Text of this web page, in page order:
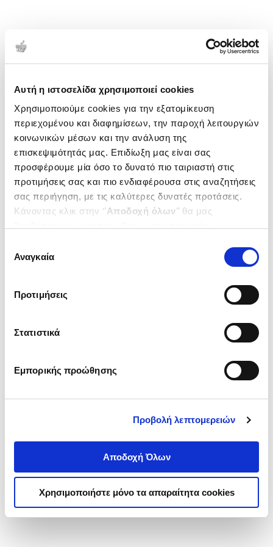
Αυτή η ιστοσελίδα χρησιμοποιεί cookies
Χρησιμοποιούμε cookies για την εξατομίκευση
περιεχομένου και διαφημίσεων, την παροχή λειτουργιών
κοινωνικών μέσων και την ανάλυση της
επισκεψιμότητάς μας. Επιδίωξη μας είναι σας
προσφέρουμε μία όσο το δυνατό πιο ταιριαστή στις
προτιμήσεις σας και πιο ενδιαφέρουσα στις αναζητήσεις
σας περιήγηση, με τις καλύτερες δυνατές προτάσεις.
Κάνοντας κλικ στην ‘’Αποδοχή όλων’’ θα μας
ενδιαφέρουν και να επιλέξετε από τα παρακάτω με την
΄΄και να ενημερωθείτε σχετικά με
συγκατάθεσης
Αναγκαία
Προτιμήσεις
Στατιστικά
Εμπορικής προώθησης
Προβολή λεπτομερειών
Αποδοχή Όλων
Χρησιμοποιήστε μόνο τα απαραίτητα cookies